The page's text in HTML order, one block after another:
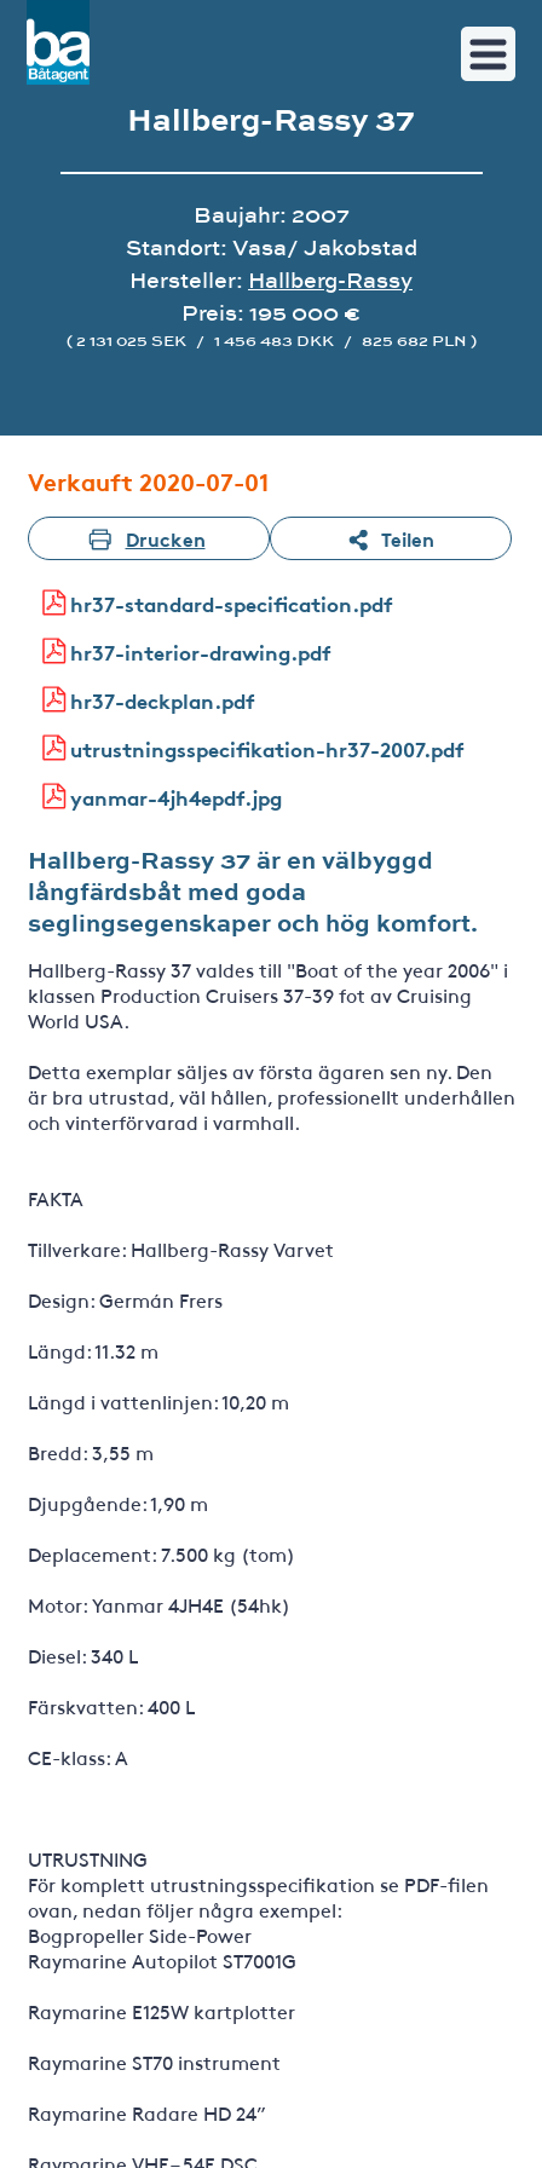
Hallberg-Rassy 37
Baujahr: 2007
Standort: Vasa/ Jakobstad
Hersteller: Hallberg-Rassy
Preis: 195 000 €
( 2 131 025 SEK / 1 456 483 DKK / 825 682 PLN )
Verkauft 2020-07-01
Drucken Teilen
hr37-standard-specification.pdf
hr37-interior-drawing.pdf
hr37-deckplan.pdf
utrustningsspecifikation-hr37-2007.pdf
yanmar-4jh4epdf.jpg
Hallberg-Rassy 37 är en välbyggd
långfärdsbåt med goda
seglingsegenskaper och hög komfort.
Hallberg-Rassy 37 valdes till "Boat of the year 2006" i
klassen Production Cruisers 37-39 fot av Cruising
World USA.
Detta exemplar säljes av första ägaren sen ny. Den
är bra utrustad, väl hållen, professionellt underhållen
och vinterförvarad i varmhall.
FAKTA
Tillverkare: Hallberg-Rassy Varvet
Design: Germán Frers
Längd: 11.32 m
Längd i vattenlinjen: 10,20 m
Bredd: 3,55 m
Djupgående: 1,90 m
Deplacement: 7.500 kg (tom)
Motor: Yanmar 4JH4E (54hk)
Diesel: 340 L
Färskvatten: 400 L
CE-klass: A
UTRUSTNING
För komplett utrustningsspecifikation se PDF-filen
ovan, nedan följer några exempel:
Bogpropeller Side-Power
Raymarine Autopilot ST7001G
Raymarine E125W kartplotter
Raymarine ST70 instrument
Raymarine Radare HD 24”